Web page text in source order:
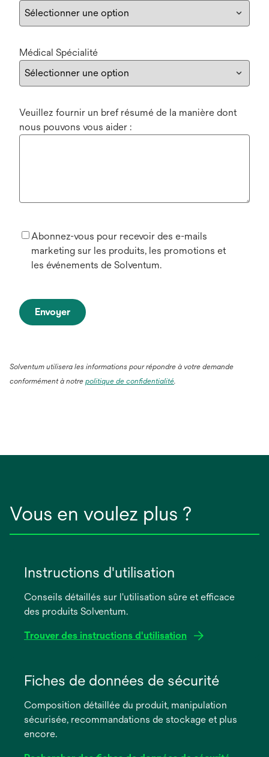
Médical Spécialité
Veuillez fournir un bref résumé de la manière dont
nous pouvons vous aider :
Abonnez-vous pour recevoir des e-mails
marketing sur les produits, les promotions et
les événements de Solventum.
Envoyer
Solventum utilisera les informations pour répondre à votre demande
conformément à notre politique de confidentialité.
Vous en voulez plus ?
Instructions d'utilisation
Conseils détaillés sur l'utilisation sûre et efficace
des produits Solventum.
Trouver des instructions d'utilisation
dans
nouvel
onglet
Fiches de données de sécurité
Composition détaillée du produit, manipulation
sécurisée, recommandations de stockage et plus
encore.